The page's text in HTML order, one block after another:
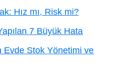
Hız mı, Risk mi?
7 Büyük Hata
Evde Stok Yönetimi ve